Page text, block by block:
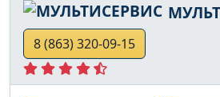
8 (863) 320-09-15